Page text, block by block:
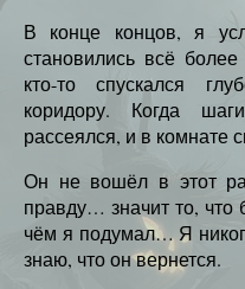
В конце концов, я
становились всё
кто-то спускался
коридору. Когда
рассеялся, и в комнате
Он не вошёл в этот
правду… значит то,
чём я подумал… Я
знаю, что он вернется.